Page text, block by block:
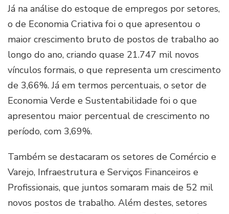
Já na análise do estoque de empregos por setores,
o de Economia Criativa foi o que apresentou o
maior crescimento bruto de postos de trabalho ao
longo do ano, criando quase 21.747 mil novos
vínculos formais, o que representa um crescimento
de 3,66%. Já em termos percentuais, o setor de
Economia Verde e Sustentabilidade foi o que
apresentou maior percentual de crescimento no
período, com 3,69%.
Também se destacaram os setores de Comércio e
Varejo, Infraestrutura e Serviços Financeiros e
Profissionais, que juntos somaram mais de 52 mil
novos postos de trabalho. Além destes, setores